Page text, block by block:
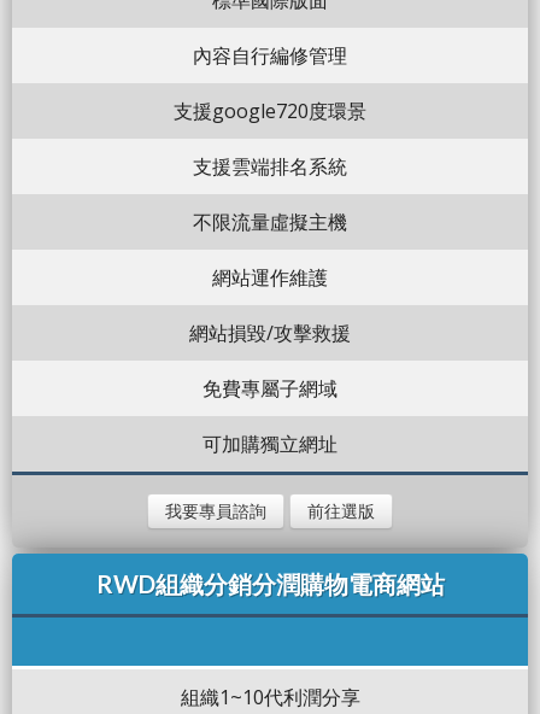
內容自行編修管理
支援google720度環景
支援雲端排名系統
不限流量虛擬主機
網站運作維護
網站損毀/攻擊救援
免費專屬子網域
可加購獨立網址
我要專員諮詢 前往選版
RWD組織分銷分潤購物電商網站
組織1~10代利潤分享